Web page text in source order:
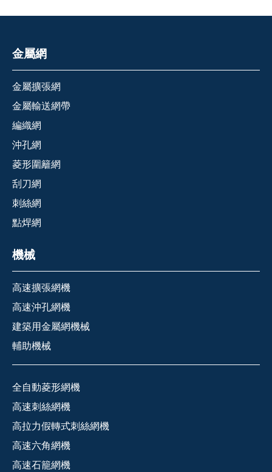
金屬網
金屬擴張網
金屬輸送網帶
編織網
沖孔網
菱形圍籬網
刮刀網
刺絲網
點焊網
機械
高速擴張網機
高速沖孔網機
建築用金屬網機械
輔助機械
全自動菱形網機
高速刺絲網機
高拉力假轉式刺絲網機
高速六角網機
高速石籠網機